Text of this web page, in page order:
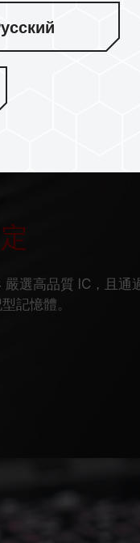
選高品質 IC，且通
記憶體。